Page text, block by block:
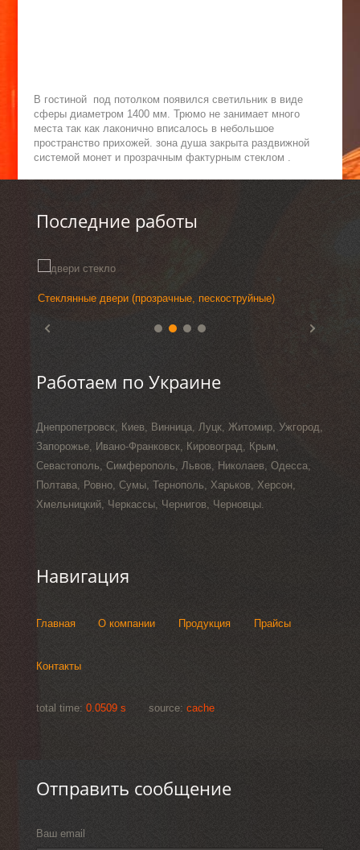
В гостиной под потолком появился светильник в виде
сферы диаметром 1400 мм. Трюмо не занимает много
места так как лаконично вписалось в небольшое
пространство прихожей. зона душа закрыта раздвижной
системой монет и прозрачным фактурным стеклом .
Последние работы
Стеклянные двери (прозрачные, пескоструйные)
Работаем по Украине
Днепропетровск, Киев, Винница, Луцк, Житомир, Ужгород,
Запорожье, Ивано-Франковск, Кировоград, Крым,
Севастополь, Симферополь, Львов, Николаев, Одесса,
Полтава, Ровно, Сумы, Тернополь, Харьков, Херсон,
Хмельницкий, Черкассы, Чернигов, Черновцы.
Навигация
Главная О компании Продукция Прайсы
Контакты
total time: 0.0509 s source:cache
Отправить сообщение
Ваш email